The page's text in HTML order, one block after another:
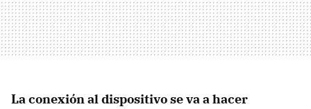
La conexión al dispositivo se va a hacer